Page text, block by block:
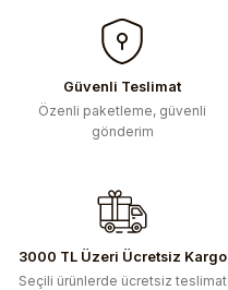
Güvenli Teslimat
Özenli paketleme, güvenli
gönderim
3000 TL Üzeri Ücretsiz Kargo
Seçili ürünlerde ücretsiz teslimat